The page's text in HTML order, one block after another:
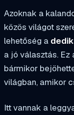
Azoknak a
közös világot
lehetőség a
a jó választás. Ez
bármikor
világban, amikor
Itt vannak a